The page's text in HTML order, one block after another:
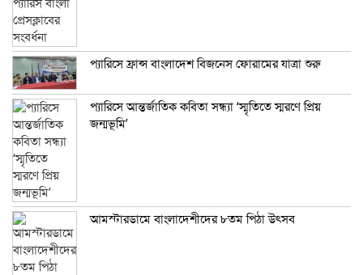
প্যারিসে ফ্রান্স বাংলাদেশ বিজনেস ফোরামের যাত্রা শুরু
প্যারিসে আন্তর্জাতিক কবিতা সন্ধ্যা ‘স্মৃতিতে স্মরণে প্রিয়
জন্মভূমি’
আমস্টারডামে বাংলাদেশীদের ৮তম পিঠা উৎসব